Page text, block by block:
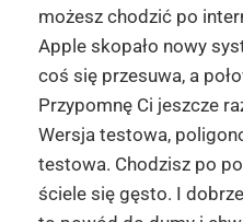
możesz chodzić po
Apple skopało nowy
coś się przesuwa, a
Przypomnę Ci jeszcze
Wersja testowa,
testowa. Chodzisz po
ściele się gęsto. I